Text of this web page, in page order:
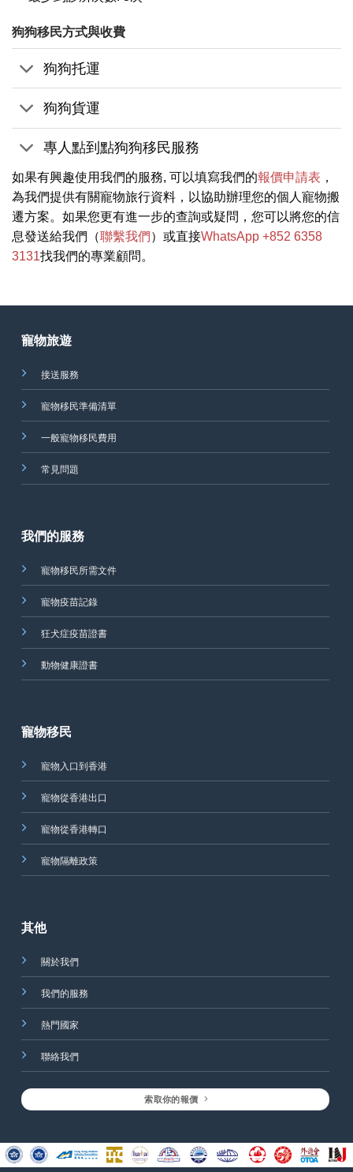
狗狗移民方式與收費
狗狗托運
狗狗貨運
專人點到點狗狗移民服務
如果有興趣使用我們的服務, 可以填寫我們的報價申請表 ，
為我們提供有關寵物旅行資料，以協助辦理您的個人寵物搬
遷方案。如果您更有進一步的查詢或疑問，您可以將您的信
息發送給我們（聯繫我們 ）或直接WhatsApp +852 6358
3131找我們的專業顧問。
寵物旅遊
接送服務
寵物移民準備清單
一般寵物移民費用
常見問題
我們的服務
寵物移民所需文件
寵物疫苗記錄
狂犬症疫苗證書
動物健康證書
寵物移民
寵物入口到香港
寵物從香港出口
寵物從香港轉口
寵物隔離政策
其他
關於我們
我們的服務
熱門國家
聯絡我們
索取你的報價